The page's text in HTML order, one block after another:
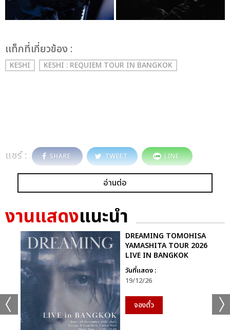
เเท็กที่เกี่ยวข้อง :
KESHI KESHI : REQUIEM TOUR IN BANGKOK
แชร์ : SHARE TWEET LINE
อ่านต่อ
งานแสดงแนะนำ
DREAMING TOMOHISA
YAMASHITA TOUR 2026
LIVE IN BANGKOK
วันที่แสดง :
19/12/26
จองตั๋ว